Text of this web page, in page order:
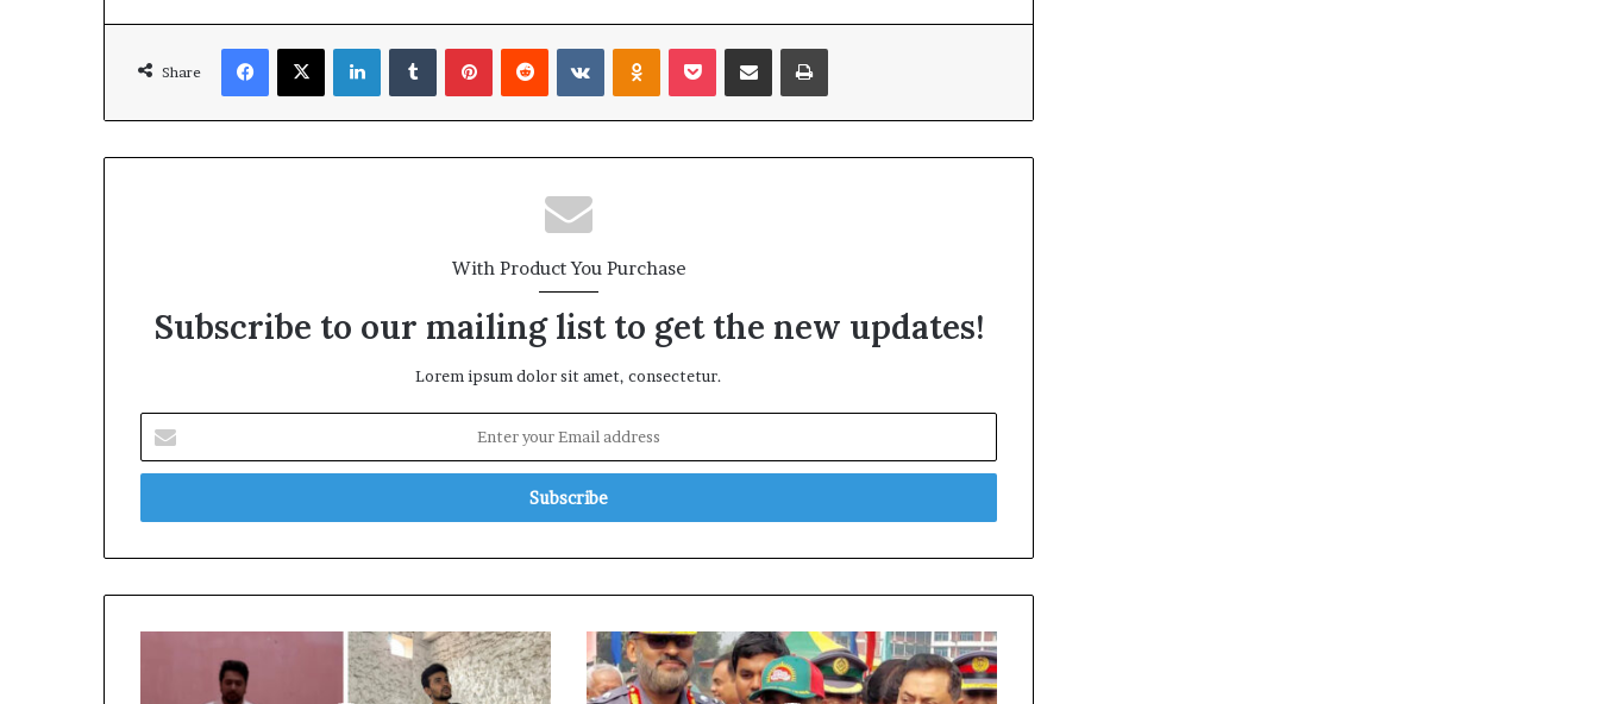
Share
Facebook
X LinkedInTumblrPinterestReddit VKontakteOdnoklassniki
Pocket Share via Email Print
With Product You Purchase
Subscribe to our mailing list to get the new updates!
Lorem ipsum dolor sit amet, consectetur.
your
Email
আওয়ামী
লীগ
নিষিদ্ধের